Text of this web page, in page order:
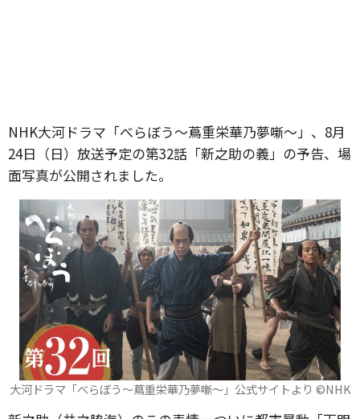
NHK大河ドラマ「べらぼう〜蔦重栄華乃夢噺〜」、8月
24日（日）放送予定の第32話「新之助の義」の予告、場
面写真が公開されました。
大河ドラマ「べらぼう～蔦重栄華乃夢噺～」公式サイトより ©️NHK